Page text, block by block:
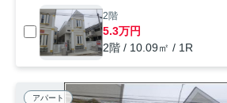
2階
5.3万円
2階 / 10.09㎡ / 1R
アパート